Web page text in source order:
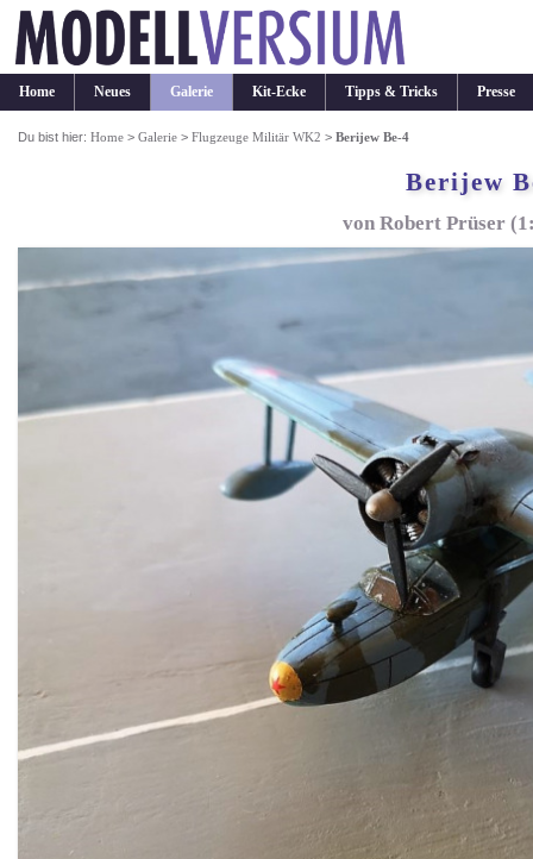
Home Neues Galerie Kit-Ecke Tipps & Tricks Presse
Du bist hier:Home >Galerie >Flugzeuge Militär WK2 >Berijew Be-4
Berijew
von Robert Prüser